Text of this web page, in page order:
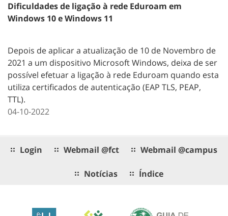
Dificuldades de ligação à rede Eduroam em
Windows 10 e Windows 11
Depois de aplicar a atualização de 10 de Novembro de
2021 a um dispositivo Microsoft Windows, deixa de ser
possível efetuar a ligação à rede Eduroam quando esta
utiliza certificados de autenticação (EAP TLS, PEAP,
TTL).
04-10-2022
Login Webmail @fct Webmail @campus
Notícias Índice